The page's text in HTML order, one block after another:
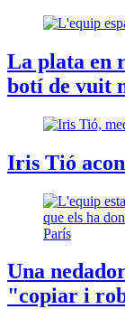
La plata en
botí de vuit
Iris Tió
Una
"copiar i